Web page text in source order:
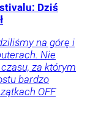
Dziś
na górę i
Nie
za którym
bardzo
OFF